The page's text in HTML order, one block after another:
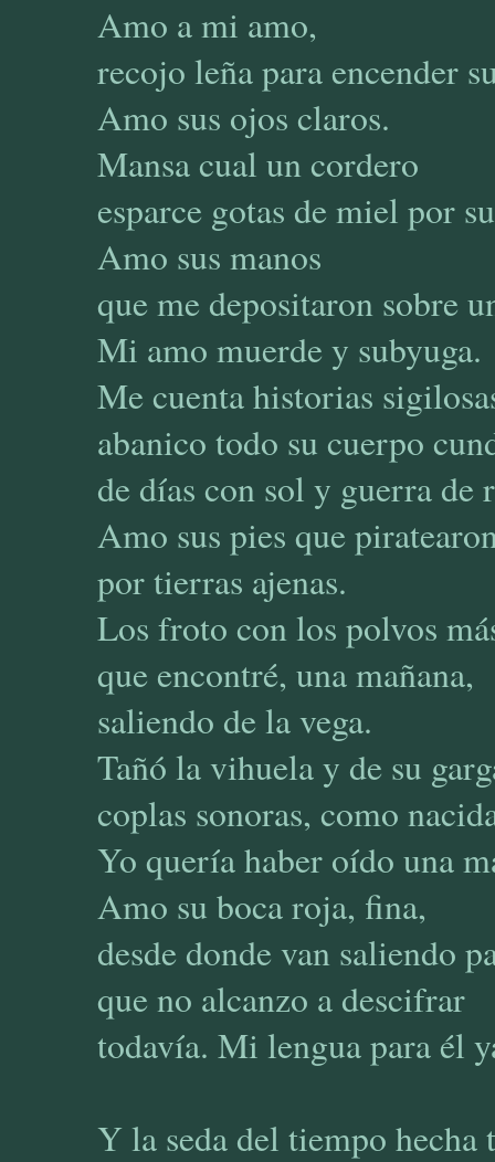
Amo a mi amo,
recojo leña para encender
Amo sus ojos claros.
Mansa cual un cordero
esparce gotas de miel por
Amo sus manos
que me depositaron sobre
Mi amo muerde y subyuga.
Me cuenta historias
abanico todo su cuerpo
de días con sol y guerra de
Amo sus pies que
por tierras ajenas.
Los froto con los polvos
que encontré, una mañana,
saliendo de la vega.
Tañó la vihuela y de su
coplas sonoras, como
Yo quería haber oído una
Amo su boca roja, fina,
desde donde van saliendo
que no alcanzo a descifrar
todavía. Mi lengua para él
Y la seda del tiempo hecha